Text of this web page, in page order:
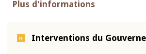
Plus d'informations
Interventions du